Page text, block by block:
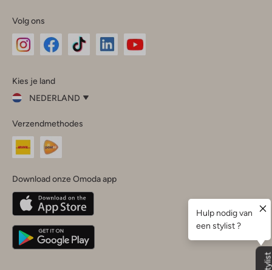
Volg ons
InstagramFacebook
Kies je land
NEDERLAND
je
land
Nederland
Belgique(Français)
Deutschland
Verzendmethodes
Download onze Omoda app